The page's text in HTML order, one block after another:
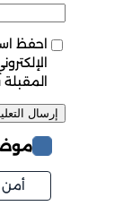
احفظ